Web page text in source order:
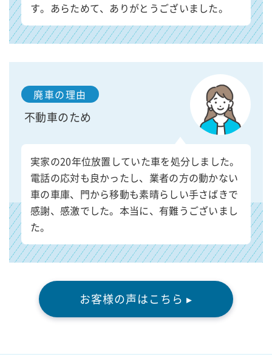
す。あらためて、ありがとうございました。
廃車の理由
不動車のため
実家の20年位放置していた車を処分しました。
電話の応対も良かったし、業者の方の動かない
車の車庫、門から移動も素晴らしい手さばきで
感謝、感激でした。本当に、有難うございまし
た。
お客様の声はこちら ▸